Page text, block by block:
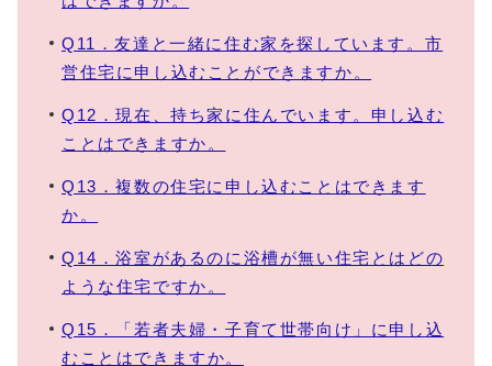
Q11．友達と一緒に住む家を探しています。市
営住宅に申し込むことができますか。
Q12．現在、持ち家に住んでいます。申し込む
ことはできますか。
Q13．複数の住宅に申し込むことはできます
か。
Q14．浴室があるのに浴槽が無い住宅とはどの
ような住宅ですか。
Q15．「若者夫婦・子育て世帯向け」に申し込
むことはできますか。